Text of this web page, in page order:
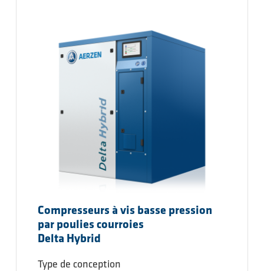
Compresseurs à vis basse pression
par poulies courroies
Delta Hybrid
Type de conception